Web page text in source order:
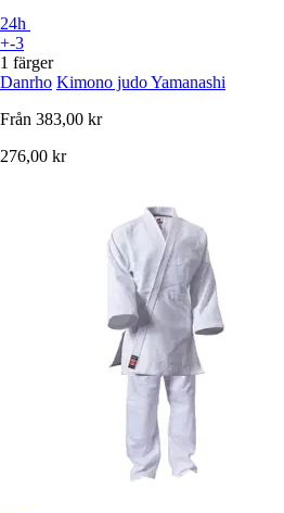
24h
+-3
1 färger
Danrho Kimono judo Yamanashi
Från 383,00 kr
276,00 kr